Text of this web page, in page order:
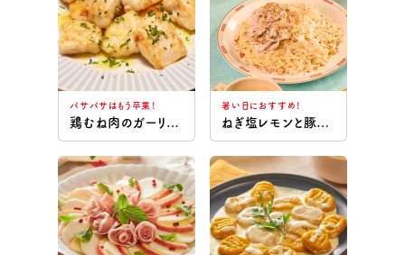
パサパサはもう卒業！
鶏むね肉のガーリックバター
暑い日におすすめ！
ねぎ塩レモンと豚しゃぶの冷たい和え麺